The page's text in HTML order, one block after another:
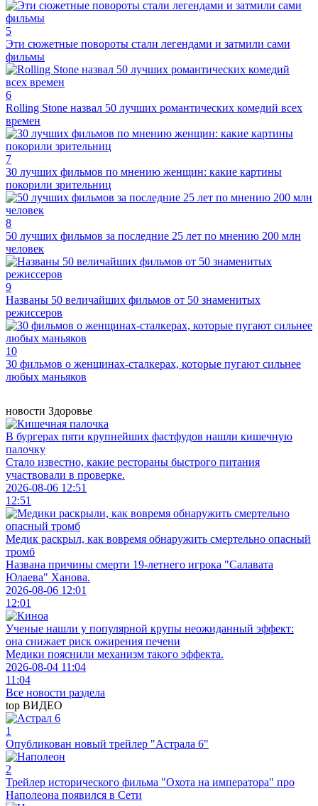
5
Эти сюжетные повороты стали легендами и затмили сами
фильмы
6
Rolling Stone назвал 50 лучших романтических комедий всех
времен
7
30 лучших фильмов по мнению женщин: какие картины
покорили зрительниц
8
50 лучших фильмов за последние 25 лет по мнению 200 млн
человек
9
Названы 50 величайших фильмов от 50 знаменитых
режиссеров
10
30 фильмов о женщинах-сталкерах, которые пугают сильнее
любых маньяков
новости Здоровье
В бургерах пяти крупнейших фастфудов нашли кишечную
палочку
Стало известно, какие рестораны быстрого питания
участвовали в проверке.
2026-08-06 12:51
12:51
Медик раскрыл, как вовремя обнаружить смертельно опасный
тромб
Названа причины смерти 19-летнего игрока "Салавата
Юлаева" Ханова.
2026-08-06 12:01
12:01
Ученые нашли у популярной крупы неожиданный эффект:
она снижает риск ожирения печени
Медики пояснили механизм такого эффекта.
2026-08-04 11:04
11:04
Все новости раздела
top ВИДЕО
1
Опубликован новый трейлер "Астрала 6"
2
Трейлер исторического фильма "Охота на императора" про
Наполеона появился в Сети